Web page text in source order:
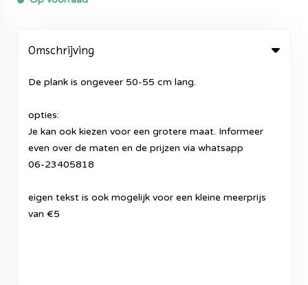
Omschrijving
De plank is ongeveer 50-55 cm lang.
opties:
Je kan ook kiezen voor een grotere maat. Informeer
even over de maten en de prijzen via whatsapp
06-23405818
eigen tekst is ook mogelijk voor een kleine meerprijs
van €5